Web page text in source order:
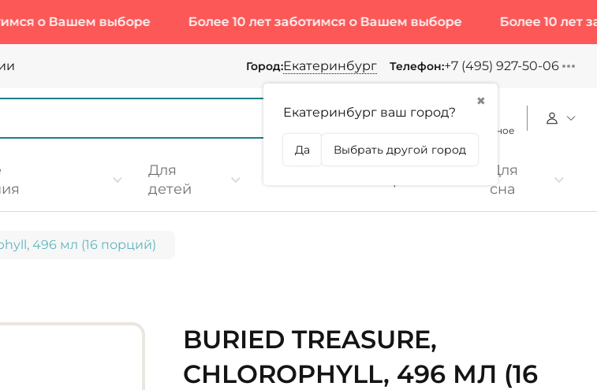
Вашем выборе Более 10 лет заботимся о Вашем выборе Более 10 лет
Город:Екатеринбург
✖
Екатеринбург ваш город?
Да Выбрать другой город
Телефон:+7 (495) 927-50-06
Избранное
Для
детей
Для
сна
496 мл (16 порций)
BURIED TREASURE,
CHLOROPHYLL, 496 МЛ (16